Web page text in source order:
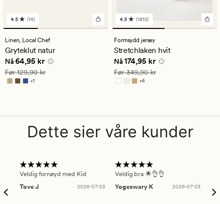
14
anmeldelser
med
en
gjennomsnittlig
vurdering
på
4.5
4.5 (14)
Linen, Local Chef
Gryteklut natur
Nåværende pris
Nå64,95 kr
Vanlig pris 129,90 kr
Før129,90 kr
+1
Tilgjengelig i flere farger
1810
anmeldelser
med
en
gjennomsnittlig
vurdering
på
4.5
4.5 (1810)
Formsydd jersey
Stretchlaken hvit
Nåværende pris
Nå174,95 kr
Vanlig pris 349,90 kr
Før349,90 kr
+6
Tilgjengelig i flere farger
Dette sier våre kunder
Veldig fornøyd med Kid
Tove J
2026-07-23
Veldig bra 🌟👌👌
Yogeswary K
2026-07-23